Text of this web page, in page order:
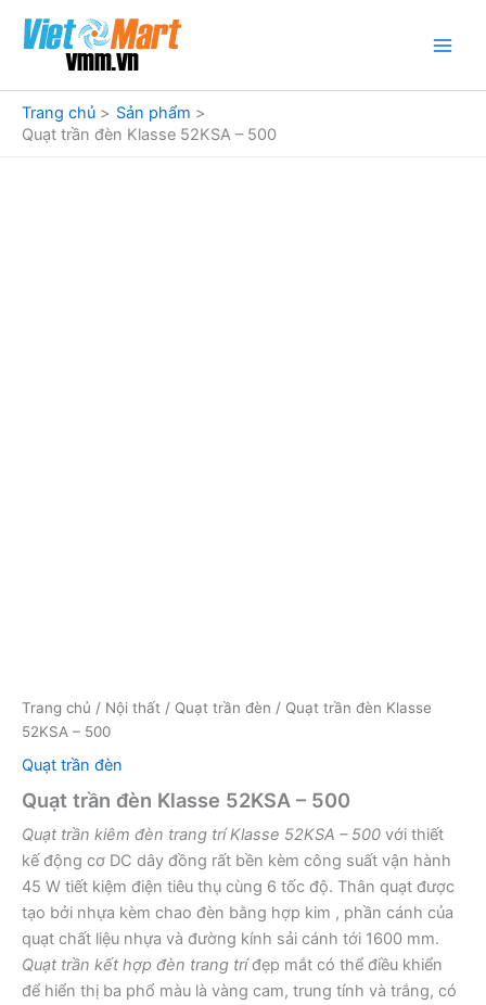
dung
Trang chủ
Sản phẩm
Quạt trần đèn Klasse 52KSA – 500
Trang chủ / Nội thất / Quạt trần đèn / Quạt trần đèn Klasse
52KSA – 500
Quạt trần đèn
Quạt trần đèn Klasse 52KSA – 500
Quạt trần kiêm đèn trang trí Klasse 52KSA – 500 với thiết
kế động cơ DC dây đồng rất bền kèm công suất vận hành
45 W tiết kiệm điện tiêu thụ cùng 6 tốc độ. Thân quạt được
tạo bởi nhựa kèm chao đèn bằng hợp kim , phần cánh của
quạt chất liệu nhựa và đường kính sải cánh tới 1600 mm.
Quạt trần kết hợp đèn trang tríđẹp mắt có thể điều khiển
để hiển thị ba phổ màu là vàng cam, trung tính và trắng, có